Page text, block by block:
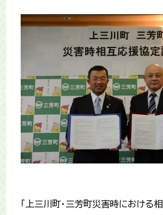
「上三川町・三芳町災害時における